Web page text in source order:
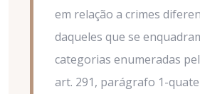
em relação a crimes
daqueles que se
categorias enumeradas
art. 291, parágrafo 1-